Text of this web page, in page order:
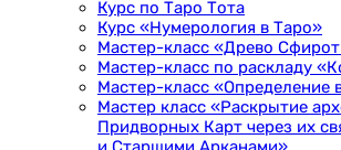
Курс по Таро Тота
Курс «Нумерология в Таро»
Мастер-класс «Древо
Мастер-класс по раскладу
Мастер-класс «Определение
Мастер класс «Раскрытие
Придворных Карт через их